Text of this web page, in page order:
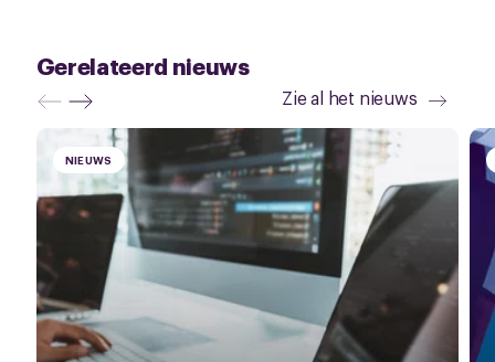
Gerelateerd nieuws
Zie al het nieuws
NIEUWS